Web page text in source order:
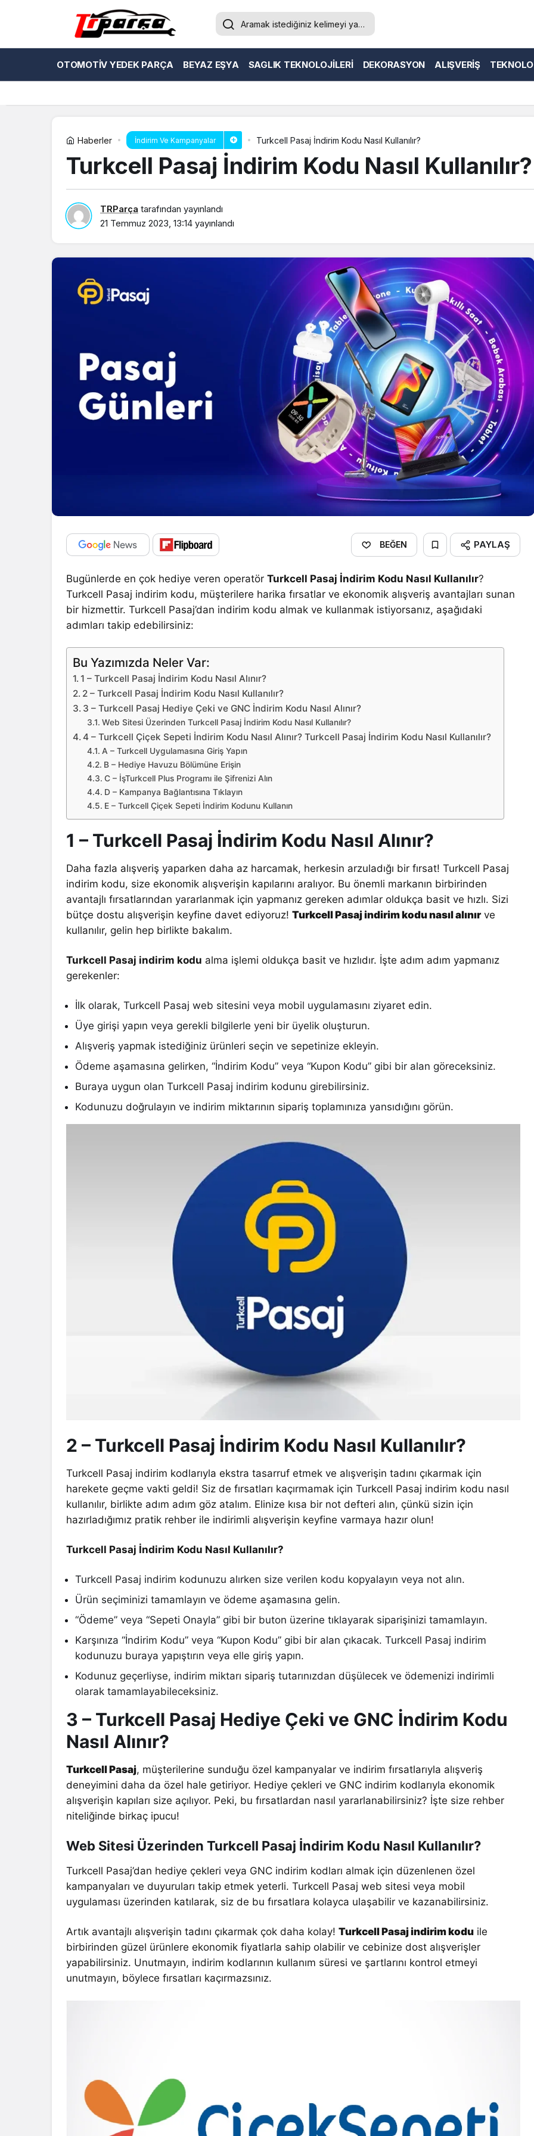
OTOMOTIV YEDEK PARÇA BEYAZ EŞYA SAGLIK TEKNOLOJILERI DEKORASYON ALIŞVERIŞ
Haberler İndirim Ve Kampanyalar Turkcell Pasaj İndirim Kodu Nasıl Kullanılır?
Turkcell Pasaj İndirim Kodu Nasıl Kullanılır?
TRParça tarafından yayınlandı
21 Temmuz 2023, 13:14 yayınlandı
BEĞEN PAYLAŞ
Bugünlerde en çok hediye veren operatörTurkcell Pasaj İndirim Kodu Nasıl Kullanılır?
Turkcell Pasaj indirim kodu, müşterilere harika fırsatlar ve ekonomik alışveriş avantajları sunan
bir hizmettir. Turkcell Pasaj’dan indirim kodu almak ve kullanmak istiyorsanız, aşağıdaki
adımları takip edebilirsiniz:
Bu Yazımızda Neler Var:
1 – Turkcell Pasaj İndirim Kodu Nasıl Alınır?
2 – Turkcell Pasaj İndirim Kodu Nasıl Kullanılır?
3 – Turkcell Pasaj Hediye Çeki ve GNC İndirim Kodu Nasıl Alınır?
Web Sitesi Üzerinden Turkcell Pasaj İndirim Kodu Nasıl Kullanılır?
4 – Turkcell Çiçek Sepeti İndirim Kodu Nasıl Alınır? Turkcell Pasaj İndirim Kodu Nasıl Kullanılır?
A – Turkcell Uygulamasına Giriş Yapın
B – Hediye Havuzu Bölümüne Erişin
C – İşTurkcell Plus Programı ile Şifrenizi Alın
D – Kampanya Bağlantısına Tıklayın
E – Turkcell Çiçek Sepeti İndirim Kodunu Kullanın
1 – Turkcell Pasaj İndirim Kodu Nasıl Alınır?
Daha fazla alışveriş yaparken daha az harcamak, herkesin arzuladığı bir fırsat! Turkcell Pasaj
indirim kodu, size ekonomik alışverişin kapılarını aralıyor. Bu önemli markanın birbirinden
avantajlı fırsatlarından yararlanmak için yapmanız gereken adımlar oldukça basit ve hızlı. Sizi
bütçe dostu alışverişin keyfine davet ediyoruz!Turkcell Pasaj indirim kodu nasıl alınırve
kullanılır, gelin hep birlikte bakalım.
Turkcell Pasaj indirim kodu alma işlemi oldukça basit ve hızlıdır. İşte adım adım yapmanız
gerekenler:
İlk olarak, Turkcell Pasaj web sitesini veya mobil uygulamasını ziyaret edin.
Üye girişi yapın veya gerekli bilgilerle yeni bir üyelik oluşturun.
Alışveriş yapmak istediğiniz ürünleri seçin ve sepetinize ekleyin.
Ödeme aşamasına gelirken, “İndirim Kodu” veya “Kupon Kodu” gibi bir alan göreceksiniz.
Buraya uygun olan Turkcell Pasaj indirim kodunu girebilirsiniz.
Kodunuzu doğrulayın ve indirim miktarının sipariş toplamınıza yansıdığını görün.
2 – Turkcell Pasaj İndirim Kodu Nasıl Kullanılır?
Turkcell Pasaj indirim kodlarıyla ekstra tasarruf etmek ve alışverişin tadını çıkarmak için
harekete geçme vakti geldi! Siz de fırsatları kaçırmamak için Turkcell Pasaj indirim kodu nasıl
kullanılır, birlikte adım adım göz atalım. Elinize kısa bir not defteri alın, çünkü sizin için
hazırladığımız pratik rehber ile indirimli alışverişin keyfine varmaya hazır olun!
Turkcell Pasaj İndirim Kodu Nasıl Kullanılır?
Turkcell Pasaj indirim kodunuzu alırken size verilen kodu kopyalayın veya not alın.
Ürün seçiminizi tamamlayın ve ödeme aşamasına gelin.
“Ödeme” veya “Sepeti Onayla” gibi bir buton üzerine tıklayarak siparişinizi tamamlayın.
Karşınıza “İndirim Kodu” veya “Kupon Kodu” gibi bir alan çıkacak. Turkcell Pasaj indirim
kodunuzu buraya yapıştırın veya elle giriş yapın.
Kodunuz geçerliyse, indirim miktarı sipariş tutarınızdan düşülecek ve ödemenizi indirimli
olarak tamamlayabileceksiniz.
3 – Turkcell Pasaj Hediye Çeki ve GNC İndirim Kodu
Nasıl Alınır?
Turkcell Pasaj, müşterilerine sunduğu özel kampanyalar ve indirim fırsatlarıyla alışveriş
deneyimini daha da özel hale getiriyor. Hediye çekleri ve GNC indirim kodlarıyla ekonomik
alışverişin kapıları size açılıyor. Peki, bu fırsatlardan nasıl yararlanabilirsiniz? İşte size rehber
niteliğinde birkaç ipucu!
Web Sitesi Üzerinden Turkcell Pasaj İndirim Kodu Nasıl Kullanılır?
Turkcell Pasaj’dan hediye çekleri veya GNC indirim kodları almak için düzenlenen özel
kampanyaları ve duyuruları takip etmek yeterli. Turkcell Pasaj web sitesi veya mobil
uygulaması üzerinden katılarak, siz de bu fırsatlara kolayca ulaşabilir ve kazanabilirsiniz.
Artık avantajlı alışverişin tadını çıkarmak çok daha kolay!Turkcell Pasaj indirim kodu ile
birbirinden güzel ürünlere ekonomik fiyatlarla sahip olabilir ve cebinize dost alışverişler
yapabilirsiniz. Unutmayın, indirim kodlarının kullanım süresi ve şartlarını kontrol etmeyi
unutmayın, böylece fırsatları kaçırmazsınız.